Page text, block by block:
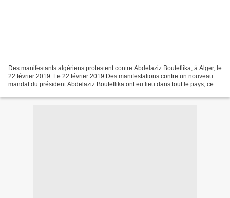
Des manifestants algériens protestent contre Abdelaziz Bouteflika, à Alger, le
22 février 2019. Le 22 février 2019 Des manifestations contre un nouveau
mandat du président Abdelaziz Bouteflika ont eu lieu dans tout le pays, ce